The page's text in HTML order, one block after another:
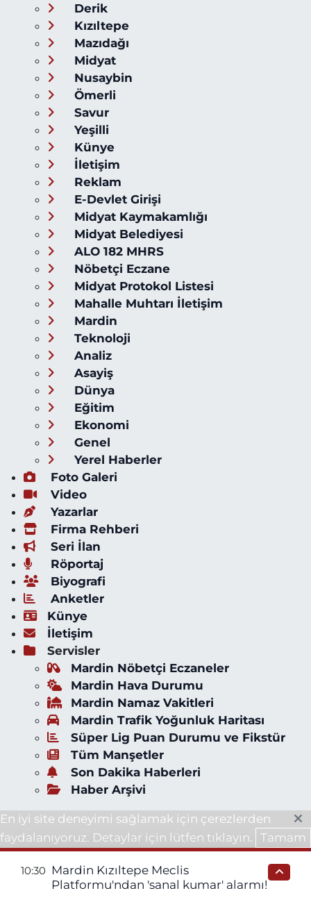
Derik
Kızıltepe
Mazıdağı
Midyat
Nusaybin
Ömerli
Savur
Yeşilli
Künye
İletişim
Reklam
E-Devlet Girişi
Midyat Kaymakamlığı
Midyat Belediyesi
ALO 182 MHRS
Nöbetçi Eczane
Midyat Protokol Listesi
Mahalle Muhtarı İletişim
Mardin
Teknoloji
Analiz
Asayiş
Dünya
Eğitim
Ekonomi
Genel
Yerel Haberler
Foto Galeri
Video
Yazarlar
Firma Rehberi
Seri İlan
Röportaj
Biyografi
Anketler
Künye
İletişim
Servisler
Mardin Nöbetçi Eczaneler
Mardin Hava Durumu
Mardin Namaz Vakitleri
Mardin Trafik Yoğunluk Haritası
Süper Lig Puan Durumu ve Fikstür
Tüm Manşetler
Son Dakika Haberleri
Haber Arşivi
En iyi site deneyimi sağlamak için çerezlerden
faydalanıyoruz. Detaylar için lütfen tıklayın.
Tamam
10:30
Mardin Kızıltepe Meclis
Platformu'ndan 'sanal kumar' alarmı!